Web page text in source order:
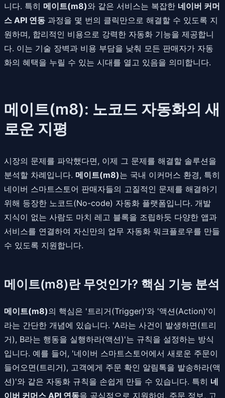
니다. 특히 메이트(m8)와 같은 서비스는 복잡한 네이버 커머
스 API 연동 과정을 몇 번의 클릭만으로 해결할 수 있도록 지
원하며, 합리적인 비용으로 강력한 자동화 기능을 제공합니
다. 이는 기술 장벽과 비용 부담을 낮춰 모든 판매자가 자동
화의 혜택을 누릴 수 있는 시대를 열고 있음을 의미합니다.
메이트(m8): 노코드 자동화의 새
로운 지평
시장의 문제를 파악했다면, 이제 그 문제를 해결할 솔루션을
분석할 차례입니다. 메이트(m8)는 국내 이커머스 환경, 특히
네이버 스마트스토어 판매자들의 고질적인 문제를 해결하기
위해 등장한 노코드(No-code) 자동화 플랫폼입니다. 개발
지식이 없는 사람도 마치 레고 블록을 조립하듯 다양한 앱과
서비스를 연결하여 자신만의 업무 자동화 워크플로우를 만들
수 있도록 지원합니다.
메이트(m8)란 무엇인가? 핵심 기능 분석
메이트(m8)의 핵심은 '트리거(Trigger)'와 '액션(Action)'이
라는 간단한 개념에 있습니다. 'A라는 사건이 발생하면(트리
거), B라는 행동을 실행하라(액션)'는 규칙을 설정하는 방식
입니다. 예를 들어, '네이버 스마트스토어에서 새로운 주문이
들어오면(트리거), 고객에게 주문 확인 알림톡을 발송하라(액
션)'와 같은 자동화 규칙을 손쉽게 만들 수 있습니다. 특히 네
이버 커머스 API 연동을 공식적으로 지원하여, 주문 정보, 고